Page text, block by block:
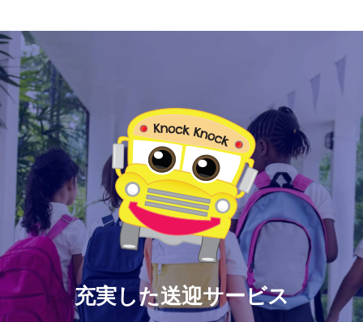
充実した送迎サービス